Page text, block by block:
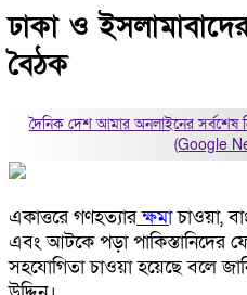
ঢাকা ও ইসলামাবাদের
বৈঠক
দৈনিক দেশ আমার অনলাইনের
(Google
একাত্তরে গণহত্যারক্ষমাচাওয়া,
এবং আটকে পড়া পাকিস্তানিদের
সহযোগিতা চাওয়া হয়েছে বলে